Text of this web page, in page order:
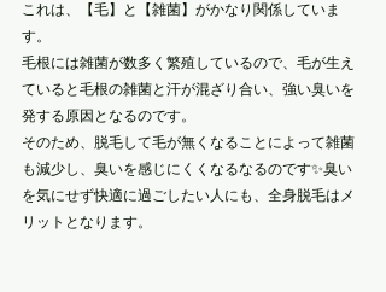
これは、【毛】と【雑菌】がかなり関係していま
す。
毛根には雑菌が数多く繁殖しているので、毛が生え
ていると毛根の雑菌と汗が混ざり合い、強い臭いを
発する原因となるのです。
そのため、脱毛して毛が無くなることによって雑菌
も減少し、臭いを感じにくくなるなるのです✨臭い
を気にせず快適に過ごしたい人にも、全身脱毛はメ
リットとなります。